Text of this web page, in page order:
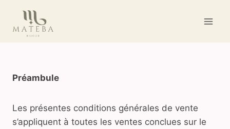
contenu
Préambule
Les présentes conditions générales de vente
s’appliquent à toutes les ventes conclues sur le